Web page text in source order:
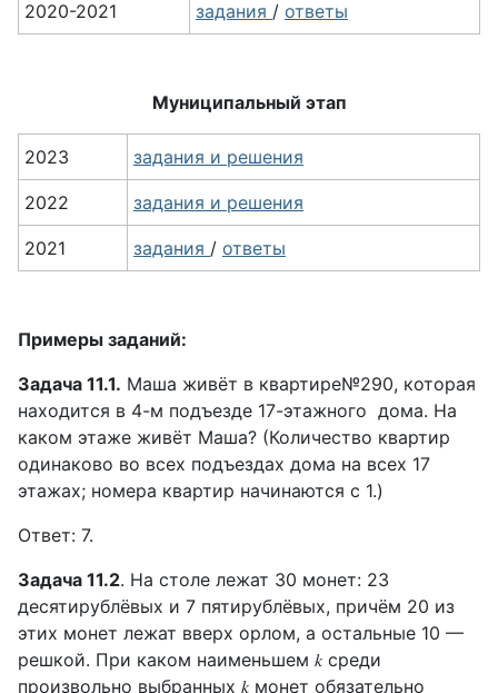
2020-2021 задания / ответы
Муниципальный этап
2023 задания и решения
2022 задания и решения
2021 задания / ответы
Примеры заданий:
Задача 11.1. Маша живёт в квартире№290, которая
находится в 4-м подъезде 17-этажного дома. На
каком этаже живёт Маша? (Количество квартир
одинаково во всех подъездах дома на всех 17
этажах; номера квартир начинаются с 1.)
Ответ: 7.
Задача 11.2. На столе лежат 30 монет: 23
десятирублёвых и 7 пятирублёвых, причём 20 из
этих монет лежат вверх орлом, а остальные 10 —
решкой. При каком наименьшем 𝑘 среди
произвольно выбранных 𝑘 монет обязательно